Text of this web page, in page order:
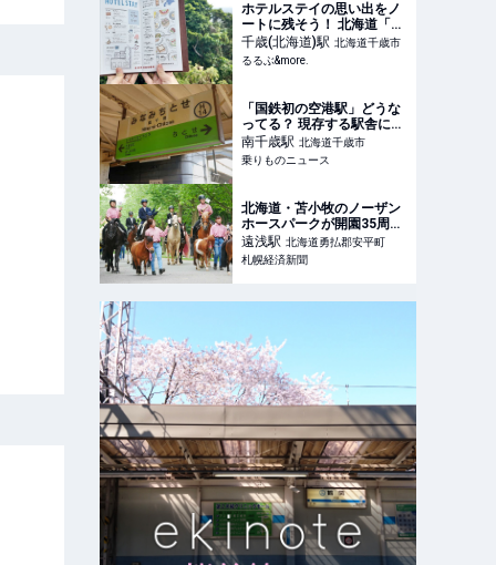
ホテルステイの思い出をノ
ートに残そう！ 北海道「雨
ノ日と夕やけ」へ
【mini_minorの旅ノートレ
ッスンvol.8】｜るるぶ
千歳(北海道)駅 北海道千歳市
るるぶ&more.
「国鉄初の空港駅」どうな
ってる？ 現存する駅舎に
は”面影”が… 話題の「成田
空港駅の将来」とは異なる
現在 | 乗りものニュース
南千歳駅 北海道千歳市
乗りものニュース
北海道・苫小牧のノーザン
ホースパークが開園35周
年 記念イベントも
遠浅駅 北海道勇払郡安平町
札幌経済新聞